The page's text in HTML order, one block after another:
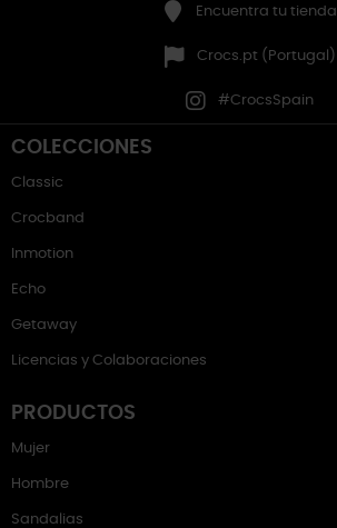
Encuentra tu tienda
Crocs.pt (Portugal)
#CrocsSpain
COLECCIONES
Classic
Crocband
Inmotion
Echo
Getaway
Licencias y Colaboraciones
PRODUCTOS
Mujer
Hombre
Sandalias